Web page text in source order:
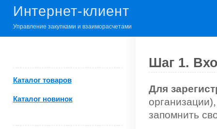
Интернет-клиент
Управление закупками и взаиморасчетами
Шаг 1.
Для
запомнить
Каталог товаров
Каталог новинок